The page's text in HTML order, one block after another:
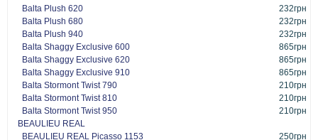
Balta Plush 620
232грн
Balta Plush 680
232грн
Balta Plush 940
232грн
Balta Shaggy Exclusive 600
865грн
Balta Shaggy Exclusive 620
865грн
Balta Shaggy Exclusive 910
865грн
Balta Stormont Twist 790
210грн
Balta Stormont Twist 810
210грн
Balta Stormont Twist 950
210грн
BEAULIEU REAL
BEAULIEU REAL Picasso 1153
250грн